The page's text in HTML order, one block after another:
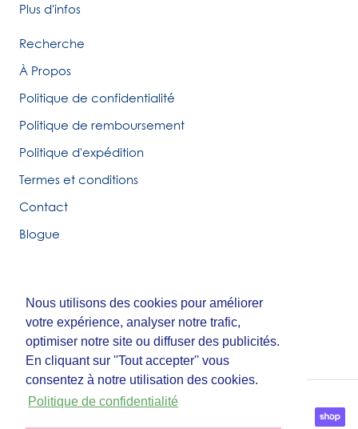
Nous utilisons des cookies pour améliorer
votre expérience, analyser notre trafic,
optimiser notre site ou diffuser des publicités.
En cliquant sur ''Tout accepter'' vous
consentez à notre utilisation des cookies.
Politique de confidentialité
Nous utilisons des cookies pour améliorer
votre expérience, analyser notre trafic,
optimiser notre site ou diffuser des publicités.
En cliquant sur ''Tout accepter'' vous
consentez à notre utilisation des cookies.
Politique de confidentialité
Plus d'infos
Recherche
À Propos
Politique de confidentialité
Politique de remboursement
Politique d'expédition
Termes et conditions
Contact
Blogue
© Tirigolo et Cie.
Fait parThird Party Studio